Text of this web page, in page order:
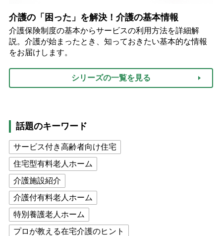
介護の「困った」を解決！介護の基本情報
介護保険制度の基本からサービスの利用方法を詳細解
説。介護が始まったとき、知っておきたい基本的な情報
をお届けします。
シリーズの一覧を見る
話題のキーワード
サービス付き高齢者向け住宅
住宅型有料老人ホーム
介護施設紹介
介護付有料老人ホーム
特別養護老人ホーム
プロが教える在宅介護のヒント